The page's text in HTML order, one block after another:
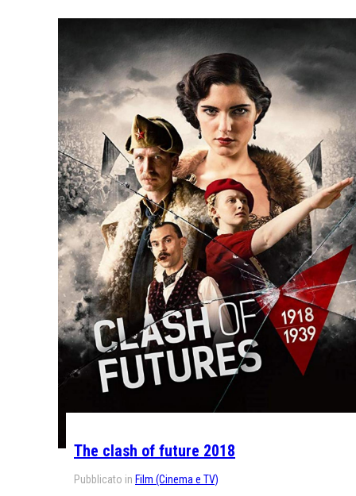
The clash of future 2018
Pubblicato in Film (Cinema e TV)